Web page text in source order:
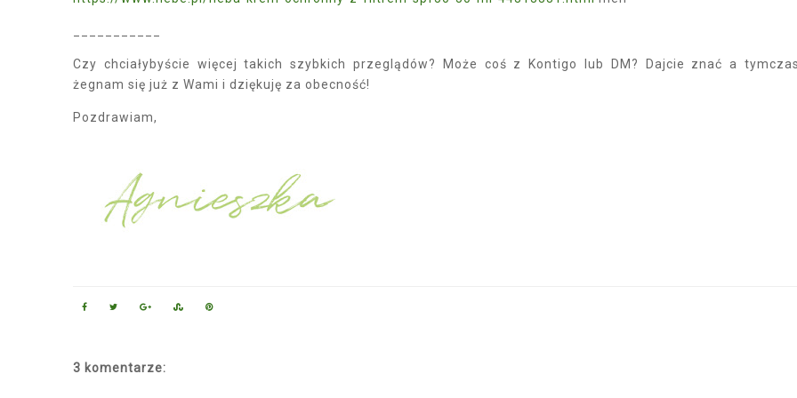
Czy chciałybyście więcej takich szybkich przeglądów? Może coś z Kontigo lub DM? Dajcie znać a
żegnam się już z Wami i dziękuję za obecność!
Pozdrawiam,
3 komentarze: